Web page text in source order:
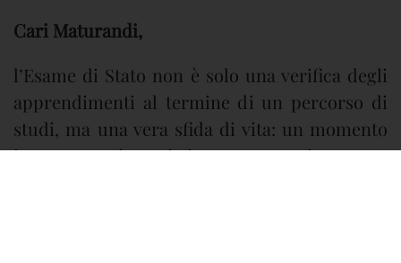
Cari Maturandi,
l’Esame di Stato non è solo una verifica degli
apprendimenti al termine di un percorso di
studi, ma una vera sfida di vita: un momento
importante in cui incontrare, misurare e